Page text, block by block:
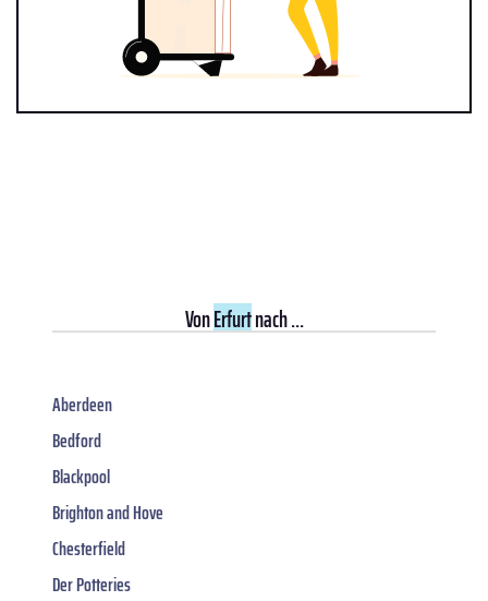
VonErfurtnach ...
Aberdeen
Bedford
Blackpool
Brighton and Hove
Chesterfield
Der Potteries